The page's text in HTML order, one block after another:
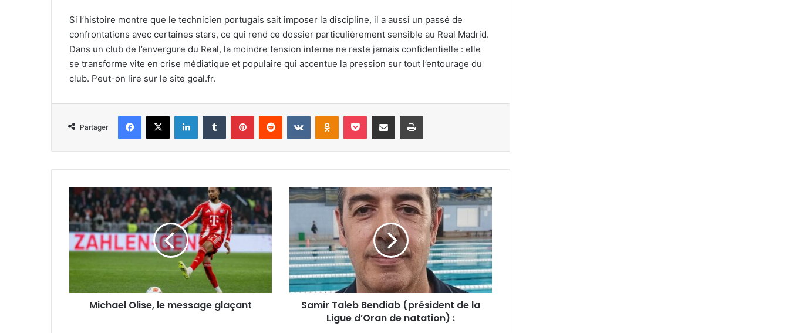
Si l’histoire montre que le technicien portugais sait imposer la discipline, il a aussi un passé de
confrontations avec certaines stars, ce qui rend ce dossier particulièrement sensible au Real Madrid.
Dans un club de l’envergure du Real, la moindre tension interne ne reste jamais confidentielle : elle
se transforme vite en crise médiatique et populaire qui accentue la pression sur tout l’entourage du
club. Peut-on lire sur le site goal.fr.
Partager
Facebook
X LinkedinTumblr PinterestReddit VKontakteOdnoklassniki
Pocket Partager par email Imprimer
Michael
Olise,
le
message
glaçant
Michael Olise, le message glaçant
Samir
Taleb
(président
de
la
Ligue
d’Oran
de
natation) :
Samir Taleb Bendiab (président de la
Ligue d’Oran de natation) :